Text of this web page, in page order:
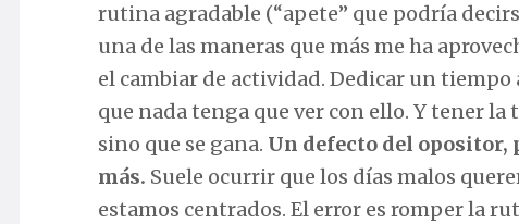
rutina agradable (“apete” que podría
una de las maneras que más me ha
el cambiar de actividad. Dedicar un
que nada tenga que ver con ello. Y tener
sino que se gana. Un defecto del opositor,
más. Suele ocurrir que los días malos
estamos centrados. El error es romper la